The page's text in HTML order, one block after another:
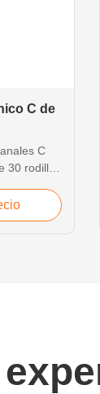
C de
C
rodillos
las
de la